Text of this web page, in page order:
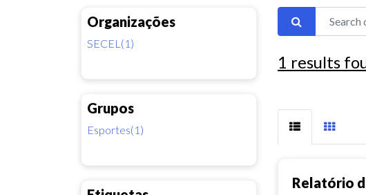
Organizações
SECEL(1)
Grupos
Esportes(1)
1 results
Relatório